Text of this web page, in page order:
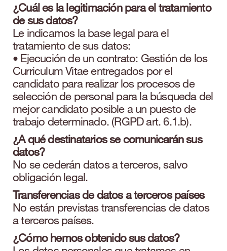
¿Cuál es la legitimación para el tratamiento
de sus datos?
Le indicamos la base legal para el
tratamiento de sus datos:
• Ejecución de un contrato: Gestión de los
Curriculum Vitae entregados por el
candidato para realizar los procesos de
selección de personal para la búsqueda del
mejor candidato posible a un puesto de
trabajo determinado. (RGPD art. 6.1.b).
¿A qué destinatarios se comunicarán sus
datos?
No se cederán datos a terceros, salvo
obligación legal.
Transferencias de datos a terceros países
No están previstas transferencias de datos
a terceros países.
¿Cómo hemos obtenido sus datos?